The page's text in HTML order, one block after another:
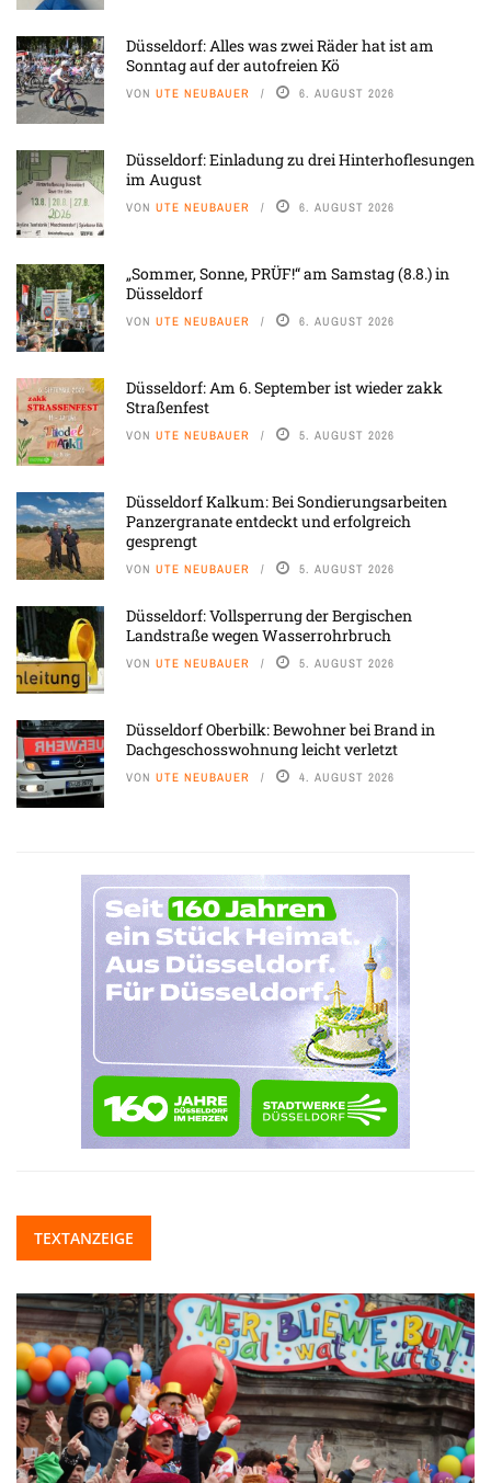
Düsseldorf: Alles was zwei Räder hat ist am
Sonntag auf der autofreien Kö
VON UTE NEUBAUER 6. AUGUST 2026
Düsseldorf: Einladung zu drei Hinterhoflesungen
im August
VON UTE NEUBAUER 6. AUGUST 2026
„Sommer, Sonne, PRÜF!“ am Samstag (8.8.) in
Düsseldorf
VON UTE NEUBAUER 6. AUGUST 2026
Düsseldorf: Am 6. September ist wieder zakk
Straßenfest
VON UTE NEUBAUER 5. AUGUST 2026
Düsseldorf Kalkum: Bei Sondierungsarbeiten
Panzergranate entdeckt und erfolgreich
gesprengt
VON UTE NEUBAUER 5. AUGUST 2026
Düsseldorf: Vollsperrung der Bergischen
Landstraße wegen Wasserrohrbruch
VON UTE NEUBAUER 5. AUGUST 2026
Düsseldorf Oberbilk: Bewohner bei Brand in
Dachgeschosswohnung leicht verletzt
VON UTE NEUBAUER 4. AUGUST 2026
TEXTANZEIGE